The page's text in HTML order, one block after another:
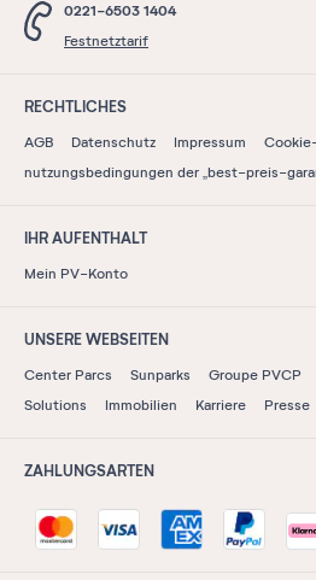
0221-6503 1404
Festnetztarif
RECHTLICHES
AGB Datenschutz Impressum
nutzungsbedingungen der „best-preis-
IHR AUFENTHALT
Mein PV-Konto
UNSERE WEBSEITEN
Center Parcs Sunparks Groupe PVCP
Solutions
Immobilien Karriere Presse
ZAHLUNGSARTEN